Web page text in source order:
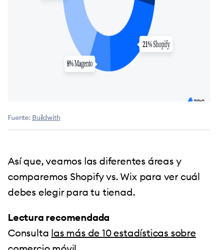
Fuente: Buildwith
Así que, veamos las diferentes áreas y
comparemos Shopify vs. Wix para ver cuál
debes elegir para tu tienad.
Lectura recomendada
Consulta las más de 10 estadísticas sobre